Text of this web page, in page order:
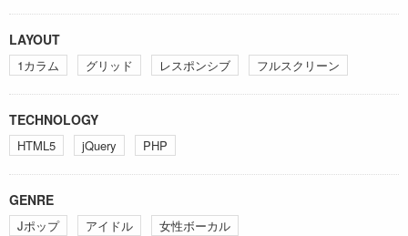
LAYOUT
1カラム グリッド レスポンシブ フルスクリーン
TECHNOLOGY
HTML5 jQuery PHP
GENRE
Jポップ アイドル 女性ボーカル